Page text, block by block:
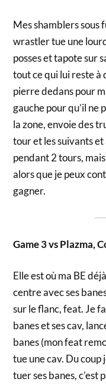
Mes shamblers sous
wrastler tue une
posses et tapote sur
tout ce qui lui reste à
pierre dedans pour
gauche pour qu’il ne
la zone, envoie des
tour et les suivants
pendant 2 tours,
alors que je peux
gagner.
Game 3 vs Plazma,
Elle est où ma BE
centre avec ses
sur le flanc, feat. Je
banes et ses cav,
banes (mon feat
tue une cav. Du
tuer ses banes, c’est